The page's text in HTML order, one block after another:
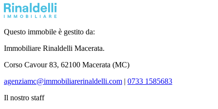
Questo immobile è gestito da:
Immobiliare Rinaldelli Macerata.
Corso Cavour 83, 62100 Macerata (MC)
agenziamc@immobiliarerinaldelli.com | 0733 1585683
Il nostro staff